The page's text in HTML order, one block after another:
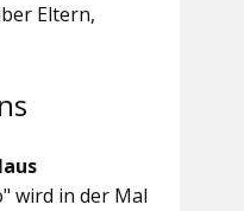
Eltern,
wird in der Mal